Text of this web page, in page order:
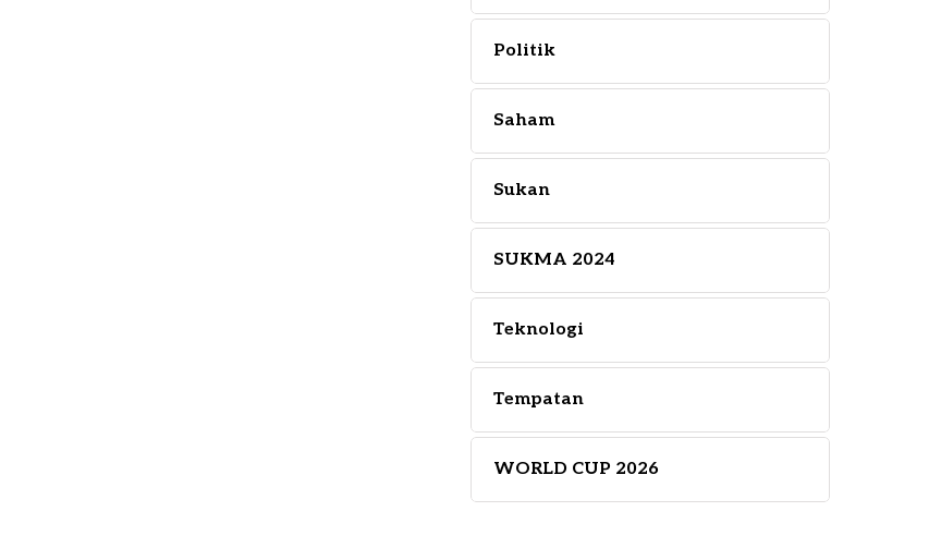
Politik
Saham
Sukan
SUKMA 2024
Teknologi
Tempatan
WORLD CUP 2026